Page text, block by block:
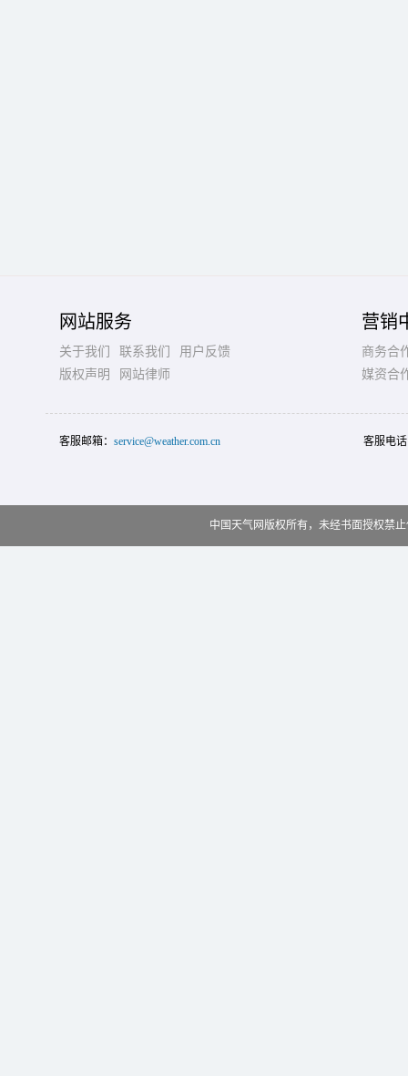
网站服务
关于我们 联系我们
用户反馈
版权声明
网站律师
营销
商务合
媒资合
客服邮箱： service@weather.com.cn 客服电
中国天气网版权所有，未经书面授权